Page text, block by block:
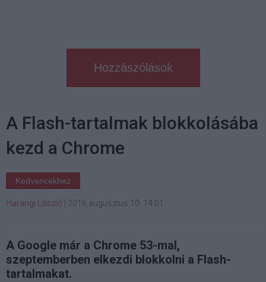
Hozzászólások
A Flash-tartalmak blokkolásába
kezd a Chrome
Kedvencekhez
Harangi László 2016 augusztus 10. 14:01
A Google már a Chrome 53-mal,
szeptemberben elkezdi blokkolni a Flash-
tartalmakat.